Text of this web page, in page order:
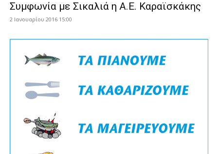
Συμφωνία με Σικαλιά η Α.Ε. Καραϊσκάκης
2 Ιανουαρίου 2016 15:00